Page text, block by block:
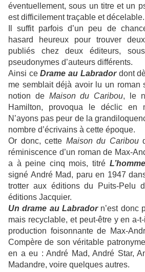
éventuellement, sous un titre et un
est difficilement traçable et décelable.
Il suffit parfois d’un peu de
hasard heureux pour trouver
publiés chez deux éditeurs,
pseudonymes d’auteurs différents.
Ainsi ceDrame au Labradordont
me semblait déjà avoir lu un roman
notion de Maison du Caribou, le
Hamilton, provoqua le déclic en
N’ayons pas peur de la
nombre d’écrivains à cette époque.
Or donc, cette Maison du Caribou
réminiscence d’un roman de Max-
a à peine cinq mois, titré
signé André Mad, paru en 1947
trotter aux éditions du Puits-Pelu
éditions Jacquier.
Un drame au Labradorn’est donc
mais recyclable, et peut-être y en a-
production foisonnante de Max-
Compère de son véritable
en a eu : André Mad, André Star,
Madandre, voire quelques autres.